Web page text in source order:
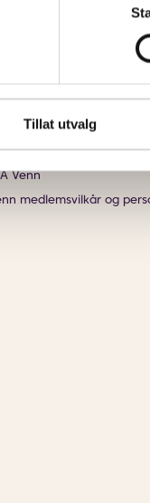
Tillat utvalg
NOK
Venn
medlemsvilkår og